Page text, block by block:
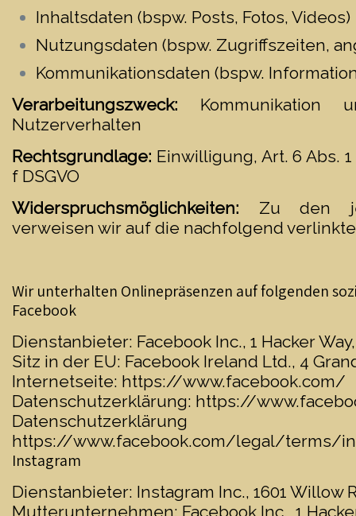
Inhaltsdaten (bspw. Posts, Fotos, Videos)
Nutzungsdaten (bspw. Zugriffszeiten,
Kommunikationsdaten (bspw.
Verarbeitungszweck:
Nutzerverhalten
Rechtsgrundlage: Einwilligung, Art. 6 Abs.
f DSGVO
Widerspruchsmöglichkeiten: Zu den
verweisen wir auf die nachfolgend
Wir unterhalten Onlinepräsenzen auf folgenden
Facebook
Dienstanbieter: Facebook Inc., 1 Hacker
Sitz in der EU: Facebook Ireland Ltd., 4
Internetseite: https://www.facebook.com/
Datenschutzerklärung: https://
https://www.facebook.com/legal/terms/
Instagram
Dienstanbieter: Instagram Inc., 1601 Willow
Mutterunternehmen: Facebook Inc., 1